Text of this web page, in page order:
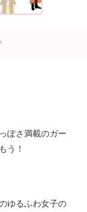
ぽさ満載のガー
う！
ゆるふわ女子の